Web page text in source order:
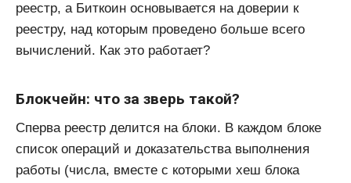
реестр, а Биткоин основывается на доверии к
реестру, над которым проведено больше всего
вычислений. Как это работает?
Блокчейн: что за зверь такой?
Сперва реестр делится на блоки. В каждом блоке
список операций и доказательства выполнения
работы (числа, вместе с которыми хеш блока